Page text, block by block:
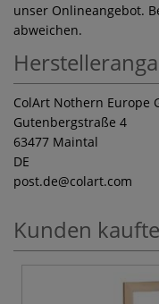
unser Onlineangebot.
abweichen.
ColArt Nothern Europe
Gutenbergstraße 4
63477 Maintal
DE
post.de@colart.com
Kunden